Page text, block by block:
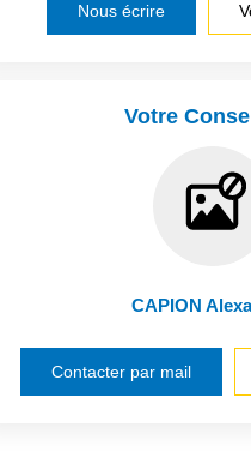
Nous écrire
Votre
CAPION
Contacter par mail